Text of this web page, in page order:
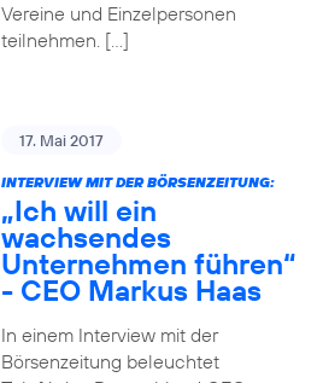
Vereine und Einzelpersonen
teilnehmen. […]
17. Mai 2017
INTERVIEW MIT DER BÖRSENZEITUNG:
„Ich will ein
wachsendes
Unternehmen führen“
- CEO Markus Haas
In einem Interview mit der
Börsenzeitung beleuchtet